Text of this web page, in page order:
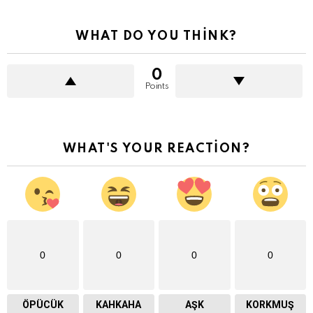
WHAT DO YOU THINK?
0
Points
WHAT'S YOUR REACTION?
0
ÖPÜCÜK
0
KAHKAHA
0
AŞK
0
KORKMUŞ